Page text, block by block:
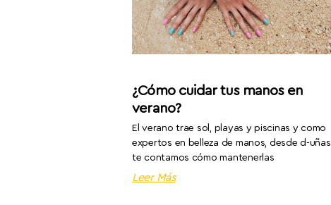
¿Cómo cuidar tus manos en
verano?
El verano trae sol, playas y piscinas y como
expertos en belleza de manos, desde d-uñas
te contamos cómo mantenerlas
Leer Más